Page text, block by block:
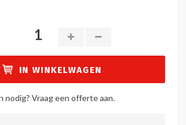
IN WINKELWAGEN
nodig? Vraag een offerte aan.